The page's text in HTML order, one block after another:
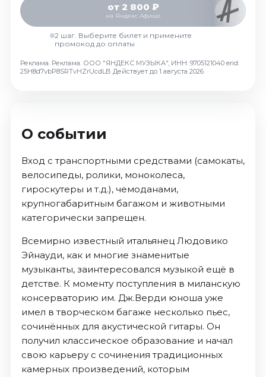
Сентябрь 2026
Октябрь 2026
События
Август 2026
Декабрь 2026
Площадки
от 2 800 ₽
на Яндекс Афише
2 шаг. Выберите билет и примените
промокод до оплаты
Реклама. Реклама. ООО "ЯНДЕКС МУЗЫКА", ИНН: 9705121040 erid:
25H8d7vbP8SRTvHZrUcdLB Действует до 1 августа 2026
О событии
Вход с транспортными средствами (самокаты,
велосипеды, ролики, моноколеса,
гироскутеры и т.д.), чемоданами,
крупногабаритным багажом и животными
категорически запрещен.
Всемирно известный итальянец Людовико
Эйнауди, как и многие знаменитые
музыканты, заинтересовался музыкой ещё в
детстве. К моменту поступления в миланскую
консерваторию им. Дж.Верди юноша уже
имел в творческом багаже несколько пьес,
сочинённых для акустической гитары. Он
получил классическое образование и начал
свою карьеру с сочинения традиционных
камерных произведений, которым